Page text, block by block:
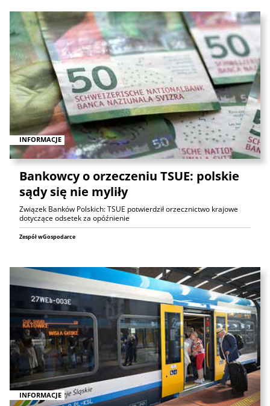
INFORMACJE
Bankowcy o orzeczeniu TSUE: polskie
sądy się nie myliły
Związek Banków Polskich: TSUE potwierdził orzecznictwo krajowe
dotyczące odsetek za opóźnienie
Zespół wGospodarce
INFORMACJE